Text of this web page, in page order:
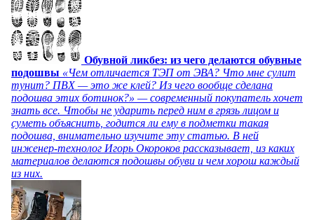
Обувной ликбез: из чего делаются обувные
подошвы «Чем отличается ТЭП от ЭВА? Что мне сулит
тунит? ПВХ — это же клей? Из чего вообще сделана
подошва этих ботинок?» — современный покупатель хочет
знать все. Чтобы не ударить перед ним в грязь лицом и
суметь объяснить, годится ли ему в подметки такая
подошва, внимательно изучите эту статью. В ней
инженер-технолог Игорь Окороков рассказывает, из каких
материалов делаются подошвы обуви и чем хорош каждый
из них.